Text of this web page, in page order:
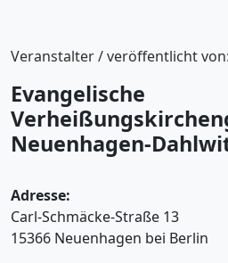
Veranstalter / veröffentlicht von:
Evangelische
Neuenhagen-
Adresse:
Carl-Schmäcke-Straße 13
15366 Neuenhagen bei Berlin